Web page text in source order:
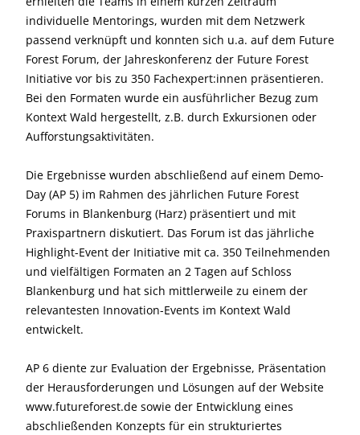
individuelle Mentorings, wurden mit dem Netzwerk
passend verknüpft und konnten sich u.a. auf dem Future
Forest Forum, der Jahreskonferenz der Future Forest
Initiative vor bis zu 350 Fachexpert:innen präsentieren.
Bei den Formaten wurde ein ausführlicher Bezug zum
Kontext Wald hergestellt, z.B. durch Exkursionen oder
Aufforstungsaktivitäten.
Die Ergebnisse wurden abschließend auf einem Demo-
Day (AP 5) im Rahmen des jährlichen Future Forest
Forums in Blankenburg (Harz) präsentiert und mit
Praxispartnern diskutiert. Das Forum ist das jährliche
Highlight-Event der Initiative mit ca. 350 Teilnehmenden
und vielfältigen Formaten an 2 Tagen auf Schloss
Blankenburg und hat sich mittlerweile zu einem der
relevantesten Innovation-Events im Kontext Wald
entwickelt.
AP 6 diente zur Evaluation der Ergebnisse, Präsentation
der Herausforderungen und Lösungen auf der Website
www.futureforest.de sowie der Entwicklung eines
abschließenden Konzepts für ein strukturiertes